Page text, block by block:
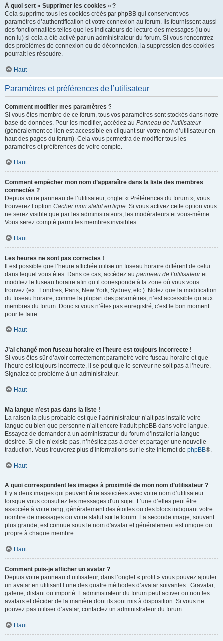
À quoi sert « Supprimer les cookies » ?
Cela supprime tous les cookies créés par phpBB qui conservent vos
paramètres d’authentification et votre connexion au forum. Ils fournissent aussi
des fonctionnalités telles que les indicateurs de lecture des messages (lu ou
non lu) si cela a été activé par un administrateur du forum. Si vous rencontrez
des problèmes de connexion ou de déconnexion, la suppression des cookies
pourrait les résoudre.
Haut
Paramètres et préférences de l’utilisateur
Comment modifier mes paramètres ?
Si vous êtes membre de ce forum, tous vos paramètres sont stockés dans notre
base de données. Pour les modifier, accédez au Panneau de l’utilisateur
(généralement ce lien est accessible en cliquant sur votre nom d’utilisateur en
haut des pages du forum). Cela vous permettra de modifier tous les
paramètres et préférences de votre compte.
Haut
Comment empêcher mon nom d’apparaître dans la liste des membres
connectés ?
Depuis votre panneau de l’utilisateur, onglet « Préférences du forum », vous
trouverez l’option Cacher mon statut en ligne. Si vous activez cette option vous
ne serez visible que par les administrateurs, les modérateurs et vous-même.
Vous serez compté parmi les membres invisibles.
Haut
Les heures ne sont pas correctes !
Il est possible que l’heure affichée utilise un fuseau horaire différent de celui
dans lequel vous êtes. Dans ce cas, accédez au panneau de l’utilisateuret
modifiez le fuseau horaire afin qu’il corresponde à la zone où vous vous
trouvez (ex : Londres, Paris, New York, Sydney, etc.). Notez que la modification
du fuseau horaire, comme la plupart des paramètres, n’est accessible qu’aux
membres du forum. Donc si vous n’êtes pas enregistré, c’est le bon moment
pour le faire.
Haut
J’ai changé mon fuseau horaire et l’heure est toujours incorrecte !
Si vous êtes sûr d’avoir correctement paramétré votre fuseau horaire et que
l’heure est toujours incorrecte, il se peut que le serveur ne soit pas à l’heure.
Signalez ce problème à un administrateur.
Haut
Ma langue n’est pas dans la liste !
La raison la plus probable est que l’administrateur n’ait pas installé votre
langue ou bien que personne n’ait encore traduit phpBB dans votre langue.
Essayez de demander à un administrateur du forum d’installer la langue
désirée. Si elle n’existe pas, n’hésitez pas à créer et partager une nouvelle
traduction. Vous trouverez plus d’informations sur le site Internet de phpBB®.
Haut
A quoi correspondent les images à proximité de mon nom d’utilisateur ?
Il y a deux images qui peuvent être associées avec votre nom d’utilisateur
lorsque vous consultez les messages d’un sujet. L’une d’elles peut être
associée à votre rang, généralement des étoiles ou des blocs indiquant votre
nombre de messages ou votre statut sur le forum. La seconde image, souvent
plus grande, est connue sous le nom d’avatar et généralement est unique ou
propre à chaque membre.
Haut
Comment puis-je afficher un avatar ?
Depuis votre panneau d’utilisateur, dans l’onglet « profil » vous pouvez ajouter
un avatar en utilisant l’une des quatre méthodes d’avatar suivantes : Gravatar,
galerie, distant ou importé. L’administrateur du forum peut activer ou non les
avatars et décider de la manière dont ils sont mis à disposition. Si vous ne
pouvez pas utiliser d’avatar, contactez un administrateur du forum.
Haut